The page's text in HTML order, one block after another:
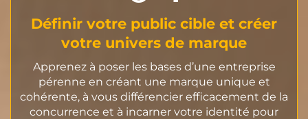
Définir votre public cible et créer
votre univers de marque
Apprenez à poser les bases d’une entreprise
pérenne en créant une marque unique et
cohérente, à vous différencier efficacement de la
concurrence et à incarner votre identité pour